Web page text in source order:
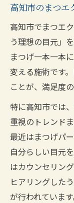
ナチュラル
高知市
解説
自然な
事情
まつ
ント
高知市
とは
まつ
体験
高知市で
高知市のまつエ
高知市でまつエ
う理想の目元」
まつげ一本一本
変える施術です
ことが、満足度
特に高知市では
重視のトレンド
最近はまつげパ
自分らしい目元
はカウンセリン
ヒアリングした
が行われています